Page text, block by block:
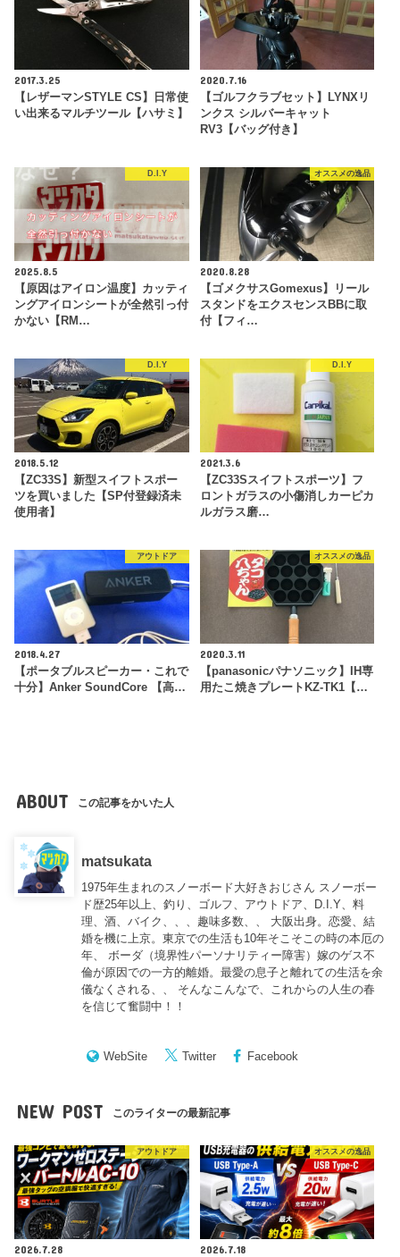
2017.3.25
【レザーマンSTYLE CS】日常使
い出来るマルチツール【ハサミ】
2020.7.16
【ゴルフクラブセット】LYNXリ
ンクス シルバーキャット
RV3【バッグ付き】
D.I.Y
2025.8.5
【原因はアイロン温度】カッティ
ングアイロンシートが全然引っ付
かない【RM…
オススメの逸品
2020.8.28
【ゴメクサスGomexus】リール
スタンドをエクスセンスBBに取
付【フィ…
D.I.Y
2018.5.12
【ZC33S】新型スイフトスポー
ツを買いました【SP付登録済未
使用者】
D.I.Y
2021.3.6
【ZC33Sスイフトスポーツ】フ
ロントガラスの小傷消しカーピカ
ルガラス磨…
アウトドア
2018.4.27
【ポータブルスピーカー・これで
十分】Anker SoundCore 【高…
オススメの逸品
2020.3.11
【panasonicパナソニック】IH専
用たこ焼きプレートKZ-TK1【…
ABOUT この記事をかいた人
matsukata
1975年生まれのスノーボード大好きおじさん スノーボー
ド歴25年以上、釣り、ゴルフ、アウトドア、D.I.Y、料
理、酒、バイク、、、趣味多数、、 大阪出身。恋愛、結
婚を機に上京。東京での生活も10年そこそこの時の本厄の
年、 ボーダ（境界性パーソナリティー障害）嫁のゲス不
倫が原因での一方的離婚。最愛の息子と離れての生活を余
儀なくされる、、 そんなこんなで、これからの人生の春
を信じて奮闘中！！
WebSite Twitter Facebook
NEW POST このライターの最新記事
アウトドア
2026.7.28
オススメの逸品
2026.7.18